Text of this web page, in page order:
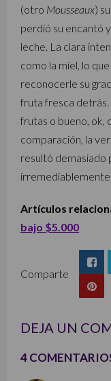
(otro Mousseaux)
perdió su encantó
leche. La clara
como la miel, lo
reconocerle su
fruta fresca
frutas o bueno, ok,
comparación, la
resultó demasiado
irremediablemente
Artículos
bajo $5.000
Comparte
DEJA UN
4